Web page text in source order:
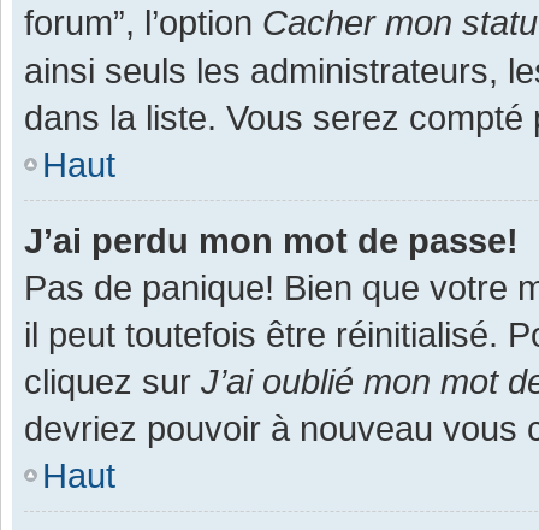
forum”, l’option Cacher mon
ainsi seuls les administrateurs,
dans la liste. Vous serez
Haut
J’ai perdu mon mot de passe!
Pas de panique! Bien que votre
il peut toutefois être réinitialisé.
cliquez sur J’ai oublié mon mot
devriez pouvoir à nouveau vous
Haut